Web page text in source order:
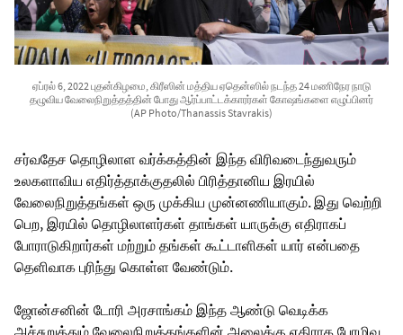
ஏப்ரல் 6, 2022 புதன்கிழமை, கிரீஸின் மத்திய ஏதென்ஸில் நடந்த 24 மணிநேர நாடு
தழுவிய வேலைநிறுத்தத்தின் போது ஆர்ப்பாட்டக்காரர்கள் கோஷங்களை எழுப்பினர்
(AP Photo/Thanassis Stavrakis)
சர்வதேச தொழிலாள வர்க்கத்தின் இந்த விரிவடைந்துவரும்
உலகளாவிய எதிர்த்தாக்குதலில் பிரித்தானிய இரயில்
வேலைநிறுத்தங்கள் ஒரு முக்கிய முன்னணியாகும். இது வெற்றி
பெற, இரயில் தொழிலாளர்கள் தாங்கள் யாருக்கு எதிராகப்
போராடுகிறார்கள் மற்றும் தங்கள் கூட்டாளிகள் யார் என்பதை
தெளிவாக புரிந்து கொள்ள வேண்டும்.
ஜோன்சனின் டோரி அரசாங்கம் இந்த ஆண்டு வெடிக்க
அச்சுறுத்தும் வேலைநிறுத்தங்களின் அலைக்கு எதிராக பேரழிவு